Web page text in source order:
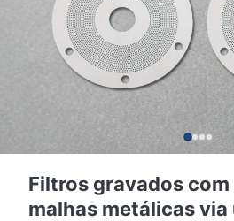
Filtros gravados
malhas metálicas via